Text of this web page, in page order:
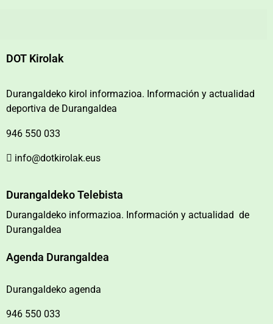
DOT Kirolak
Durangaldeko kirol informazioa. Información y actualidad
deportiva de Durangaldea
946 550 033
info@dotkirolak.eus
Durangaldeko Telebista
Durangaldeko informazioa. Información y actualidad de
Durangaldea
Agenda Durangaldea
Durangaldeko agenda
946 550 033